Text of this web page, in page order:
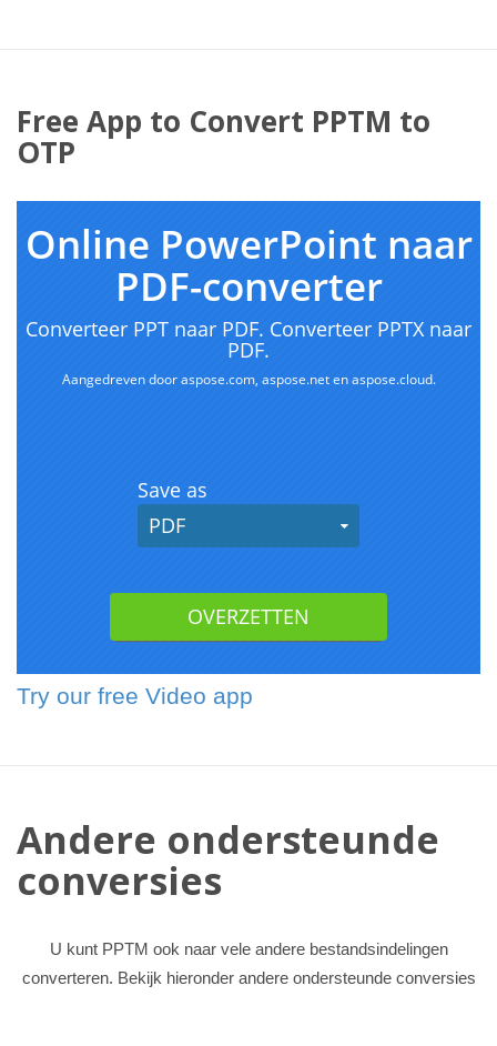
Free App to Convert PPTM to
OTP
Try our free Video app
Andere ondersteunde
conversies
U kunt PPTM ook naar vele andere bestandsindelingen
converteren. Bekijk hieronder andere ondersteunde conversies